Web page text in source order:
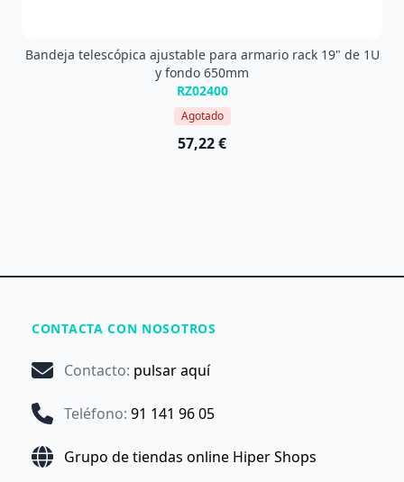
Bandeja telescópica ajustable para armario rack 19" de 1U
y fondo 650mm
RZ02400
Agotado
57,22 €
CONTACTA CON NOSOTROS
Contacto: pulsar aquí
Teléfono: 91 141 96 05
Grupo de tiendas online Hiper Shops